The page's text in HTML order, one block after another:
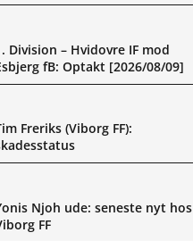
Division – Hvidovre IF mod
fB: Optakt [2026/08/09]
Freriks (Viborg FF):
Njoh ude: seneste nyt hos
FF